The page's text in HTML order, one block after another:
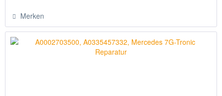
Merken